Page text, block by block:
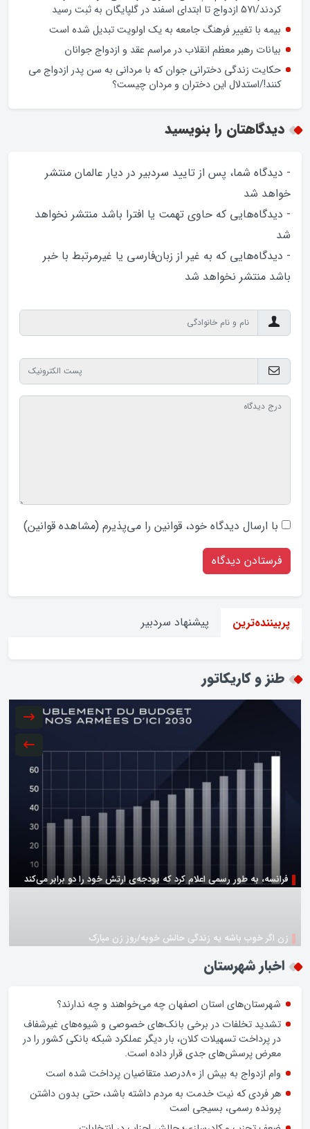
کردند/571 ازدواج تا ابتدای اسفند در گلپایگان به ثبت رسید
بیمه با تغییر فرهنگ جامعه به یک اولویت تبدیل شده است
بیانات رهبر معظم انقلاب در مراسم عقد و ازدواج جوانان
حکایت زندگی دخترانی جوان که با مردانی به سن پدر ازدواج می
کنند!/استدلال این دختران و مردان چیست؟
دیدگاهتان را بنویسید
- دیدگاه شما، پس از تایید سردبیر در دیار عالمان منتشر
خواهد‌ شد
- دیدگاه‌هایی که حاوی تهمت یا افترا باشد منتشر نخواهد‌
شد
- دیدگاه‌هایی که به غیر از زبان‌فارسی یا غیرمرتبط با خبر
باشد منتشر نخواهد‌ شد
با ارسال دیدگاه‌ خود، قوانین را می‌پذیرم (مشاهده قوانین)
پربیننده‌ترین پیشنهاد سردبیر
طنز و کاریکاتور
زن اگر خوب باشه یه زندگی حالش خوبه/روز زن مبارک
اخبار شهرستان
شهرستان‌های استان اصفهان چه می‌خواهند و چه ندارند؟
تشدید تخلفات در برخی بانک‌های خصوصی و شیوه‌های غیرشفاف
در پرداخت تسهیلات کلان، بار دیگر عملکرد شبکه بانکی کشور را در
معرض پرسش‌های جدی قرار داده است.
وام ازدواج به بیش از 80درصد متقاضیان پرداخت شده است
هر فردی که نیت خدمت به مردم داشته باشد، حتی بدون داشتن
پرونده رسمی، بسیجی است